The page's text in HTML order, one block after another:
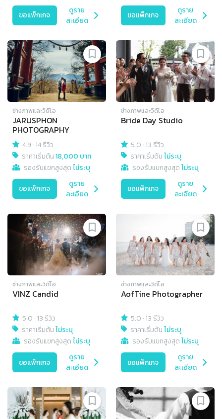
ขอแพ็กเกจ
ดูราย
ละเอียด
ขอแพ็กเกจ
ดูราย
ละเอียด
ช่างภาพและวิดีโอ
JARUSPHON
PHOTOGRAPHY
4.9 ·14 รีวิว
ราคาเริ่มต้น18,000 บาท
รองรับแขกสูงสุดไม่ระบุ
ขอแพ็กเกจ
ดูราย
ละเอียด
ช่างภาพและวิดีโอ
Bride Day Studio
5.0 ·13 รีวิว
ราคาเริ่มต้นไม่ระบุ
รองรับแขกสูงสุดไม่ระบุ
ขอแพ็กเกจ
ดูราย
ละเอียด
ช่างภาพและวิดีโอ
VINZ Candid
5.0 ·13 รีวิว
ราคาเริ่มต้นไม่ระบุ
รองรับแขกสูงสุดไม่ระบุ
ขอแพ็กเกจ
ดูราย
ละเอียด
ช่างภาพและวิดีโอ
AofTine Photographer
5.0 ·13 รีวิว
ราคาเริ่มต้นไม่ระบุ
รองรับแขกสูงสุดไม่ระบุ
ขอแพ็กเกจ
ดูราย
ละเอียด